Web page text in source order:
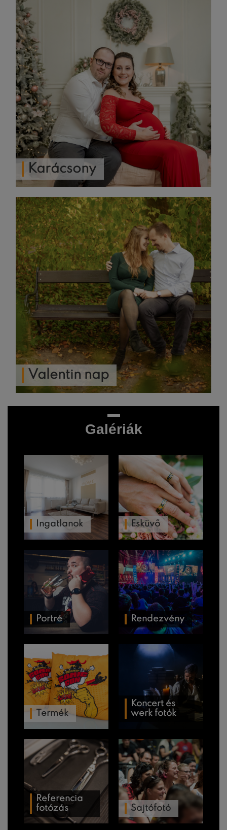
Karácsony
Valentin nap
Galériák
Ingatlanok Esküvő
Portré Rendezvény
Termék
Koncert és
werk fotók
Referencia
fotózás
Sajtófotó